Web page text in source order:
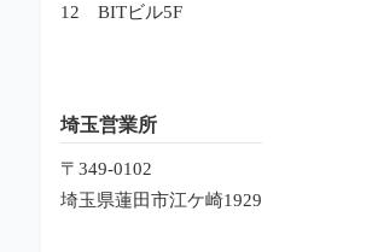
12BITビル5F
埼玉営業所
〒349-0102
埼玉県蓮田市江ケ崎1929